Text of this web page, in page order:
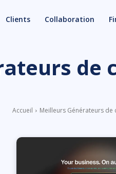
Clients Collaboration
de
Accueil Meilleurs Générateurs